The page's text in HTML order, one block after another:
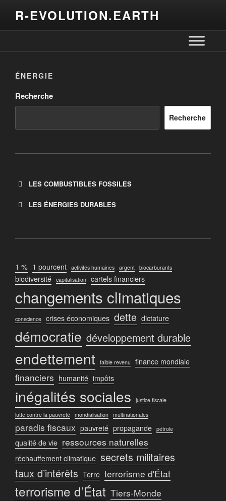
R-EVOLUTION.EARTH
ÉNERGIE
Recherche
Recherche
LES COMBUSTIBLES FOSSILES
Documentaires
Reportages
Pétrole : le double discours climatique
LES ÉNERGIES DURABLES
Quelles solutions pour vivre sans pétrole
L’or brun
Sarenne, un refuge de haute montagne
autonome en énergie
La face cachée des énergies renouvelables
Reportages
Allemagne, l’énergie est dans le pré
L’énergie des vagues
Vidéos
Fenêtres photovoltaïques
1 % 1 pourcent activités humaines argent biocarburants
biodiversité capitalisation cartels financiers
changements climatiques
conscience crises économiques dette dictature
démocratie développement durable
endettement faible revenu finance mondiale
financiers humanité impôts
inégalités sociales
justice fiscale
lutte contre la pauvreté mondialisation multinationales
paradis fiscaux pauvreté propagande pétrole
qualité de vie ressources naturelles
réchauffement climatique secrets militaires
taux d’intérêts Terre terrorisme d'État
terrorisme d’État Tiers-Monde